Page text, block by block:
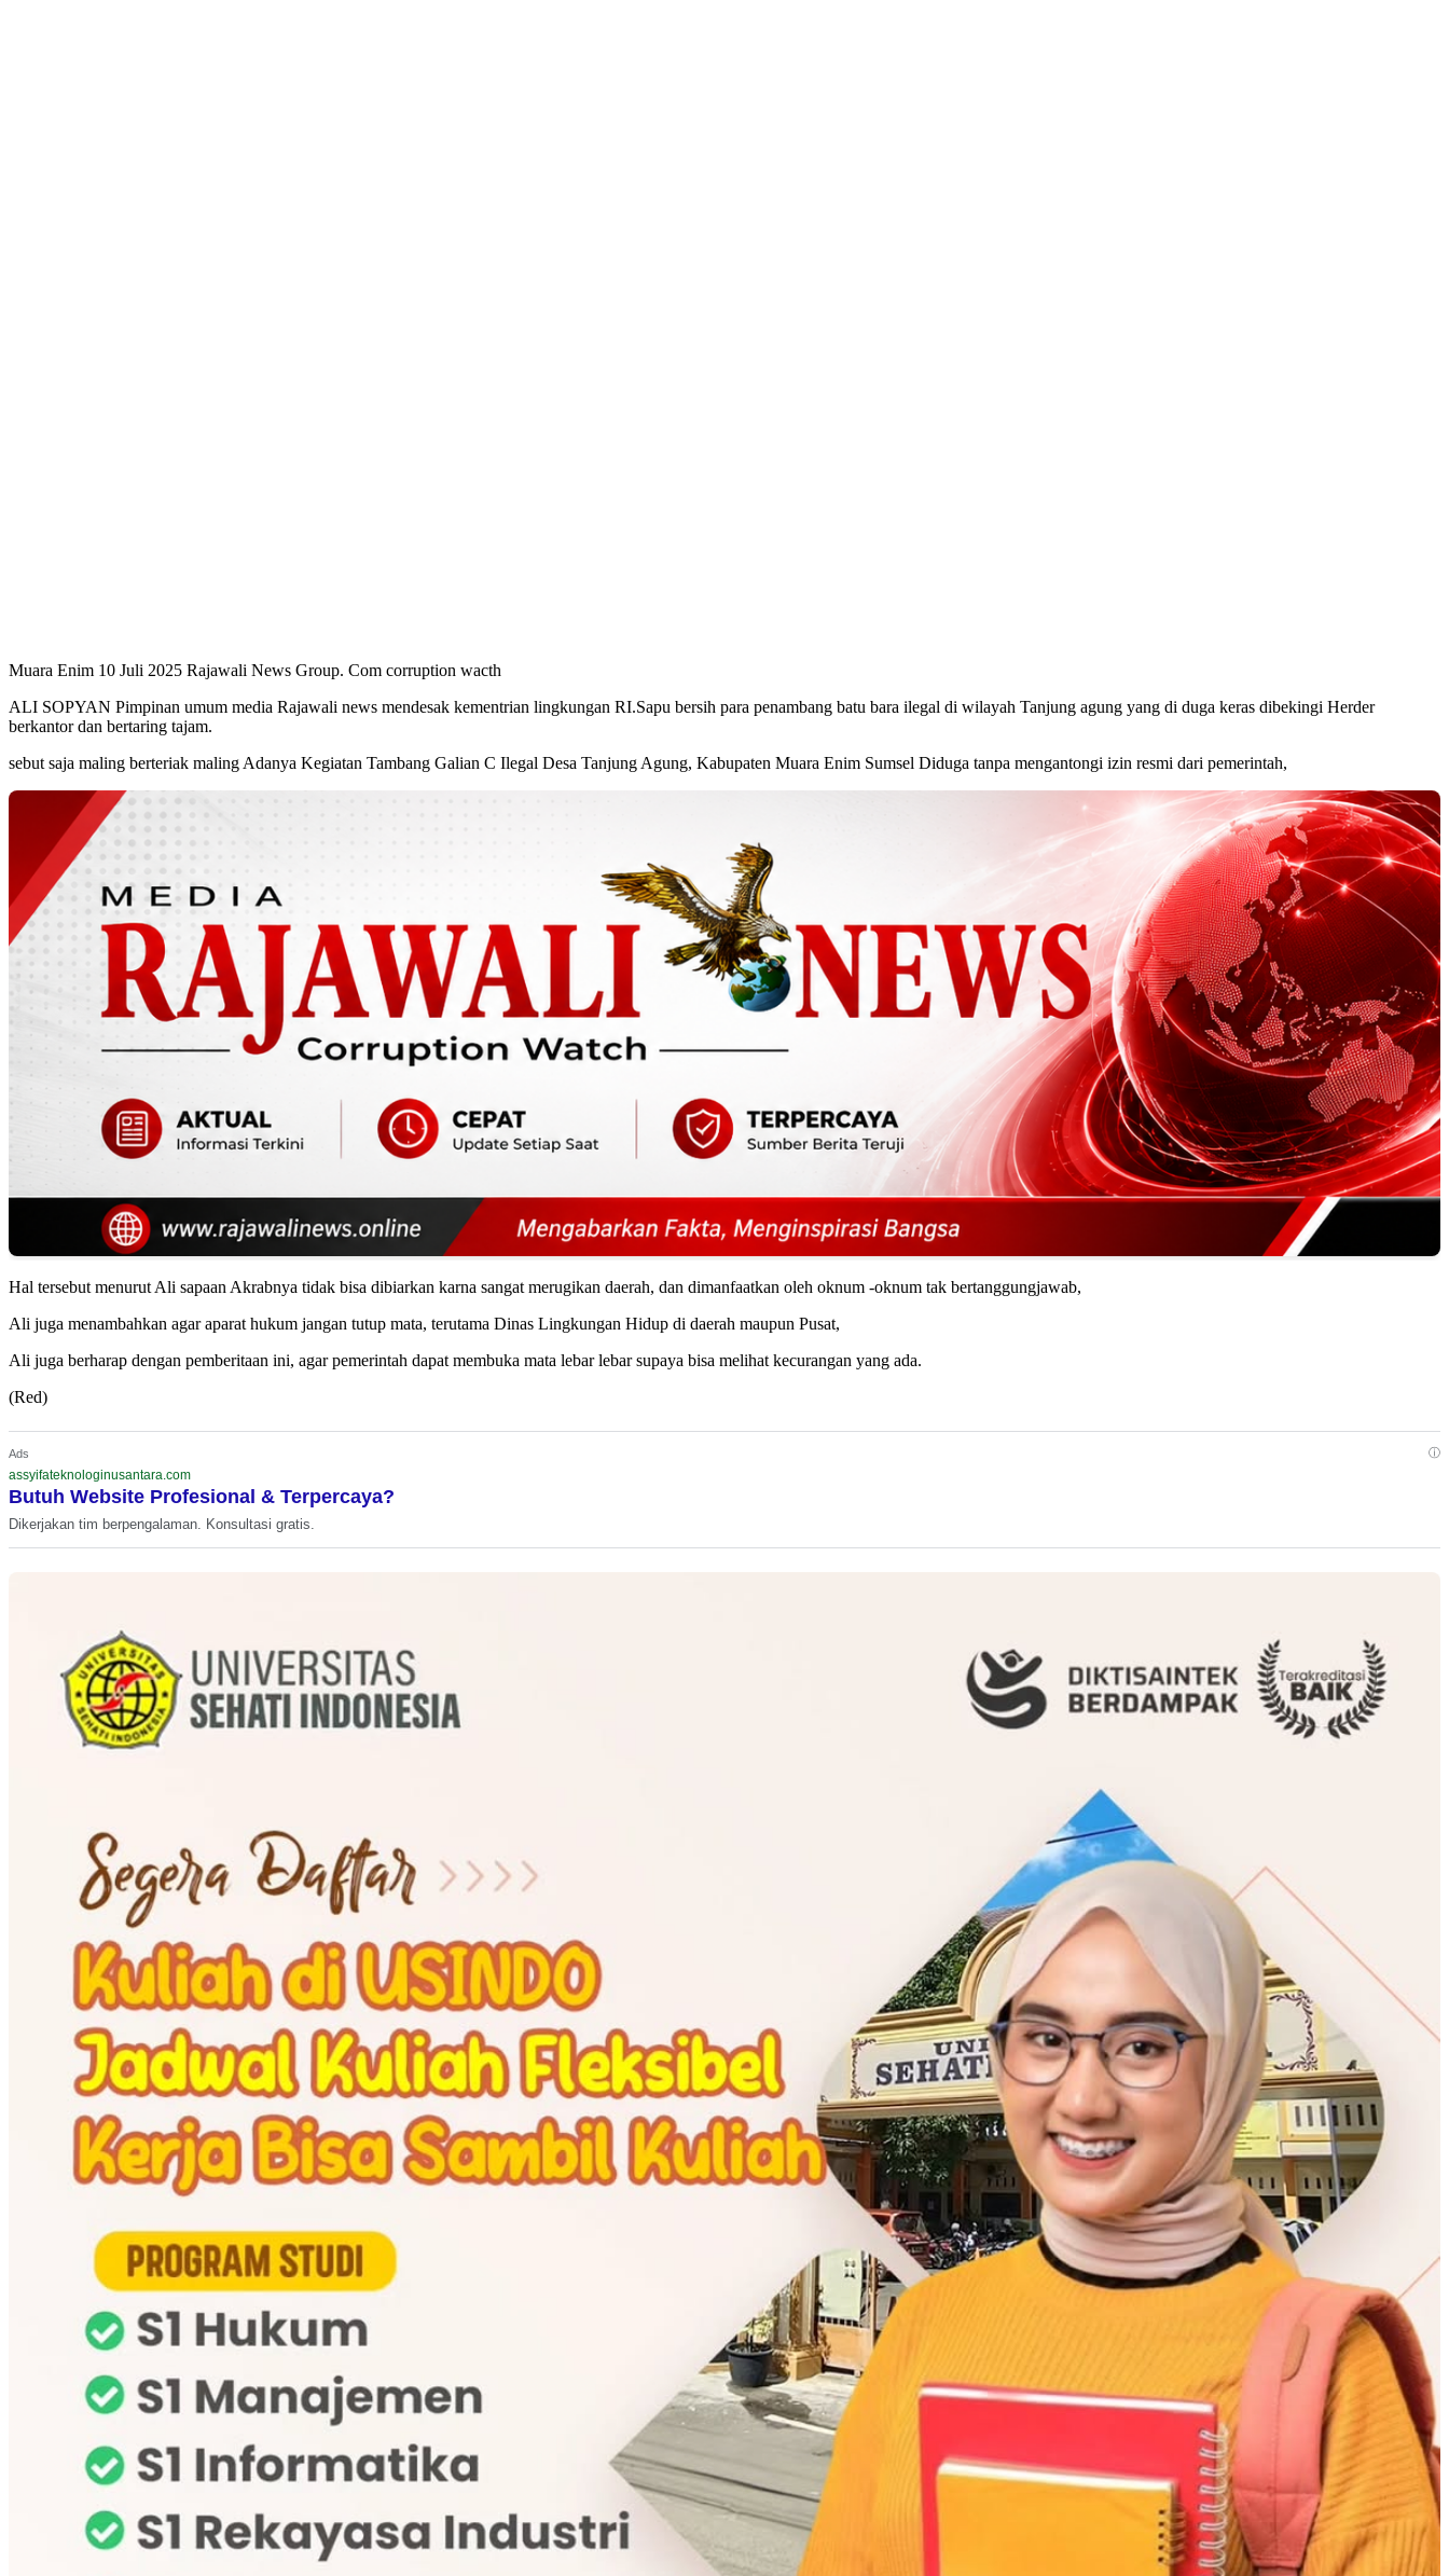
Muara Enim 10 Juli 2025 Rajawali News Group. Com corruption wacth
ALI SOPYAN Pimpinan umum media Rajawali news mendesak kementrian lingkungan RI.Sapu bersih para penambang batu bara ilegal di wilayah Tanjung agung yang di duga keras dibekingi Herder
berkantor dan bertaring tajam.
sebut saja maling berteriak maling Adanya Kegiatan Tambang Galian C Ilegal Desa Tanjung Agung, Kabupaten Muara Enim Sumsel Diduga tanpa mengantongi izin resmi dari pemerintah,
Hal tersebut menurut Ali sapaan Akrabnya tidak bisa dibiarkan karna sangat merugikan daerah, dan dimanfaatkan oleh oknum -oknum tak bertanggungjawab,
Ali juga menambahkan agar aparat hukum jangan tutup mata, terutama Dinas Lingkungan Hidup di daerah maupun Pusat,
Ali juga berharap dengan pemberitaan ini, agar pemerintah dapat membuka mata lebar lebar supaya bisa melihat kecurangan yang ada.
(Red)
Ads ⓘ
assyifateknologinusantara.com
Butuh Website Profesional & Terpercaya?
Dikerjakan tim berpengalaman. Konsultasi gratis.